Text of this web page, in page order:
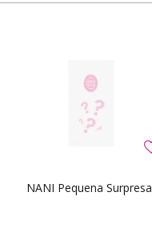
NANI Pequena Surpresa